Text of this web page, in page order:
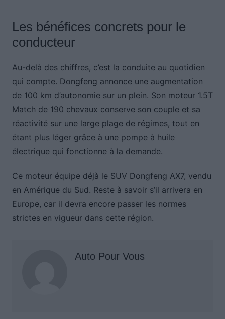
Les bénéfices concrets pour le
conducteur
Au-delà des chiffres, c’est la conduite au quotidien
qui compte. Dongfeng annonce une augmentation
de 100 km d’autonomie sur un plein. Son moteur 1.5T
Match de 190 chevaux conserve son couple et sa
réactivité sur une large plage de régimes, tout en
étant plus léger grâce à une pompe à huile
électrique qui fonctionne à la demande.
Ce moteur équipe déjà le SUV Dongfeng AX7, vendu
en Amérique du Sud. Reste à savoir s’il arrivera en
Europe, car il devra encore passer les normes
strictes en vigueur dans cette région.
Auto Pour Vous